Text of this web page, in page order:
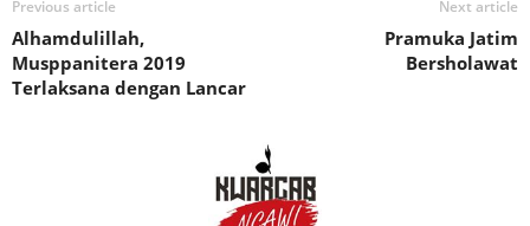
Previous article
Alhamdulillah,
Musppanitera 2019
Terlaksana dengan Lancar
Next article
Pramuka Jatim
Bersholawat